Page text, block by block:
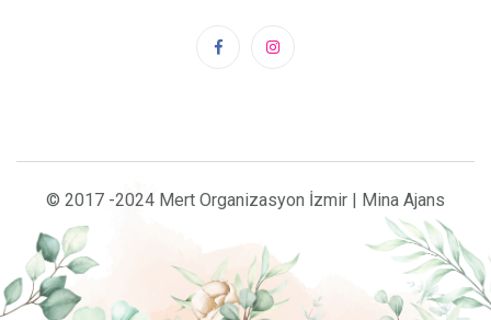
© 2017 -2024 Mert Organizasyon İzmir | Mina Ajans